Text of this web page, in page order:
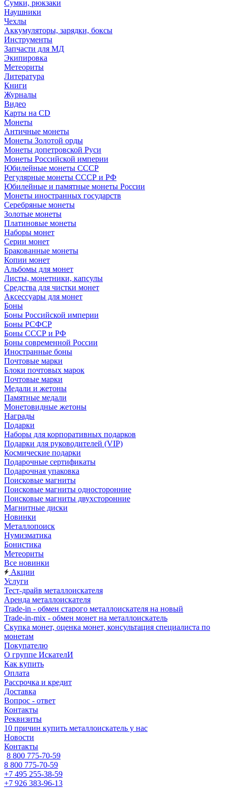
Сумки, рюкзаки
Наушники
Чехлы
Аккумуляторы, зарядки, боксы
Инструменты
Запчасти для МД
Экипировка
Метеориты
Литература
Книги
Журналы
Видео
Карты на CD
Монеты
Античные монеты
Монеты Золотой орды
Монеты допетровской Руси
Монеты Российской империи
Юбилейные монеты СССР
Регулярные монеты СССР и РФ
Юбилейные и памятные монеты России
Монеты иностранных государств
Серебряные монеты
Золотые монеты
Платиновые монеты
Наборы монет
Серии монет
Бракованные монеты
Копии монет
Альбомы для монет
Листы, монетники, капсулы
Средства для чистки монет
Аксессуары для монет
Боны
Боны Российской империи
Боны РСФСР
Боны СССР и РФ
Боны современной России
Иностранные боны
Почтовые марки
Блоки почтовых марок
Почтовые марки
Медали и жетоны
Памятные медали
Монетовидные жетоны
Награды
Подарки
Наборы для корпоративных подарков
Подарки для руководителей (VIP)
Космические подарки
Подарочные сертификаты
Подарочная упаковка
Поисковые магниты
Поисковые магниты односторонние
Поисковые магниты двухсторонние
Магнитные диски
Новинки
Металлопоиск
Нумизматика
Бонистика
Метеориты
Все новинки
Акции
Услуги
Тест-драйв металлоискателя
Аренда металлоискателя
Trade-in - обмен старого металлоискателя на новый
Trade-in-mix - обмен монет на металлоискатель
Скупка монет, оценка монет, консультация специалиста по
монетам
Покупателю
О группе ИскателИ
Как купить
Оплата
Рассрочка и кредит
Доставка
Вопрос - ответ
Контакты
Реквизиты
10 причин купить металлоискатель у нас
Новости
Контакты
8 800 775-70-59
8 800 775-70-59
+7 495 255-38-59
+7 926 383-96-13